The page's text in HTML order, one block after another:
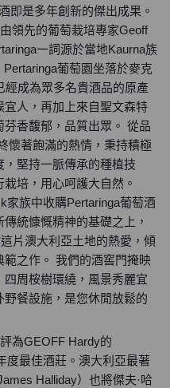
即是多年創新的傑出成果。
領先的葡萄栽培專家Geoff
一詞源於當地Kaurna族
葡萄園坐落於麥克
成為眾多名貴酒品的原產
人，再加上來自聖文森特
香馥郁，品質出眾。 從品
懷著飽滿的熱情，秉持積極
堅持一脈傳承的種植技
培，用心呵護大自然。
家族中收購Pertaringa葡萄酒
統慷慨精神的基礎之上，
片澳大利亞土地的熱愛，傾
之作。 我們的酒窖門掩映
周桉樹環繞，風景秀麗宜
餐設施，是您休閒放鬆的
為GEOFF Hardy的
度最佳酒莊。澳大利亞最著
Halliday）也將傑夫·哈